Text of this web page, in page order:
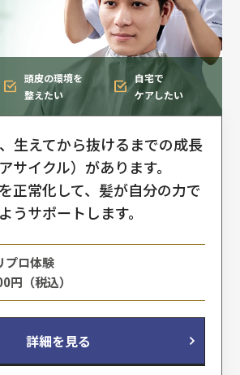
頭皮の環境を
整えたい
自宅で
ケアしたい
生えてから抜けるまでの成⻑
サイクル）があります。
正常化して、髪が自分の力で
うサポートします。
プロ体験
円（税込）
詳細を見る